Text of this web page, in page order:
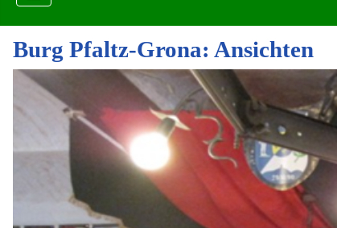
Burg Pfaltz-Grona: Ansichten